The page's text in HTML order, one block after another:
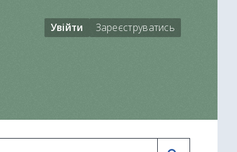
Увійти Зареєструватись